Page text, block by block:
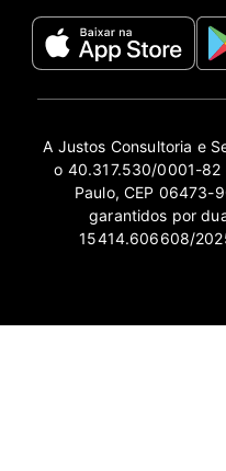
A Justos Consultoria e
o 40.317.530/0001-82
Paulo, CEP 06473-
garantidos por
15414.606608/